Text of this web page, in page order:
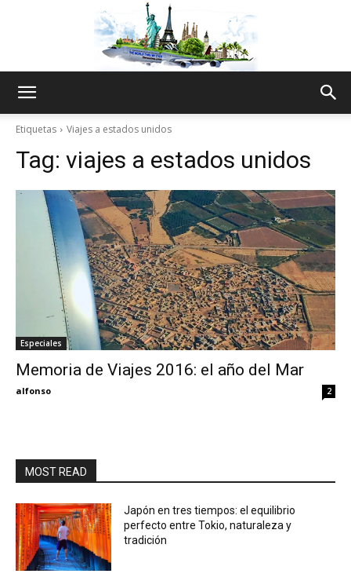
Thru
My
Etiquetas Viajes a estados unidos
Tag: viajes a estados unidos
Especiales
Memoria de Viajes 2016: el año del Mar
alfonso 2
MOST READ
Japón en tres tiempos: el equilibrio
perfecto entre Tokio, naturaleza y
tradición